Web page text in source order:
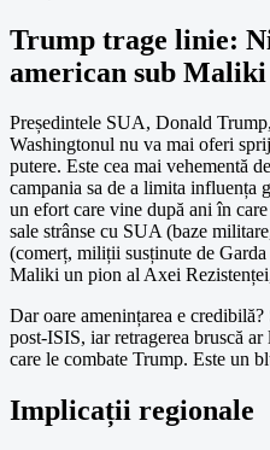
Trump trage linie:
american sub Maliki
Președintele SUA, Donald
Washingtonul nu va mai oferi
putere. Este cea mai vehementă
campania sa de a limita
un efort care vine după ani în
sale strânse cu SUA (baze
(comerț, miliții susținute de
Maliki un pion al Axei
Dar oare amenințarea e
post-ISIS, iar retragerea bruscă
care le combate Trump. Este un
Implicații regionale